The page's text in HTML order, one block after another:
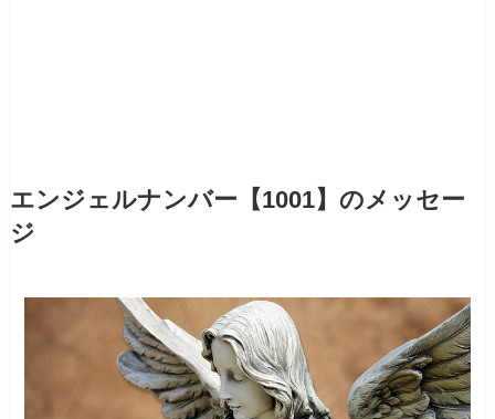
エンジェルナンバー【1001】のメッセー
ジ